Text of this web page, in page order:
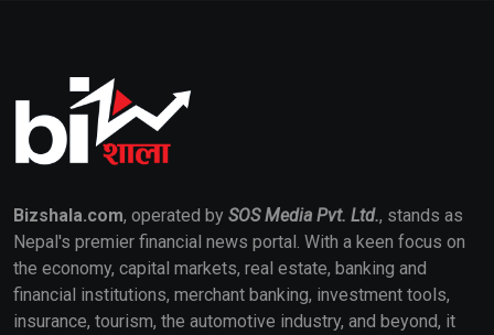
Bizshala.com, operated by SOS Media Pvt. Ltd., stands as
Nepal's premier financial news portal. With a keen focus on
the economy, capital markets, real estate, banking and
financial institutions, merchant banking, investment tools,
insurance, tourism, the automotive industry, and beyond, it